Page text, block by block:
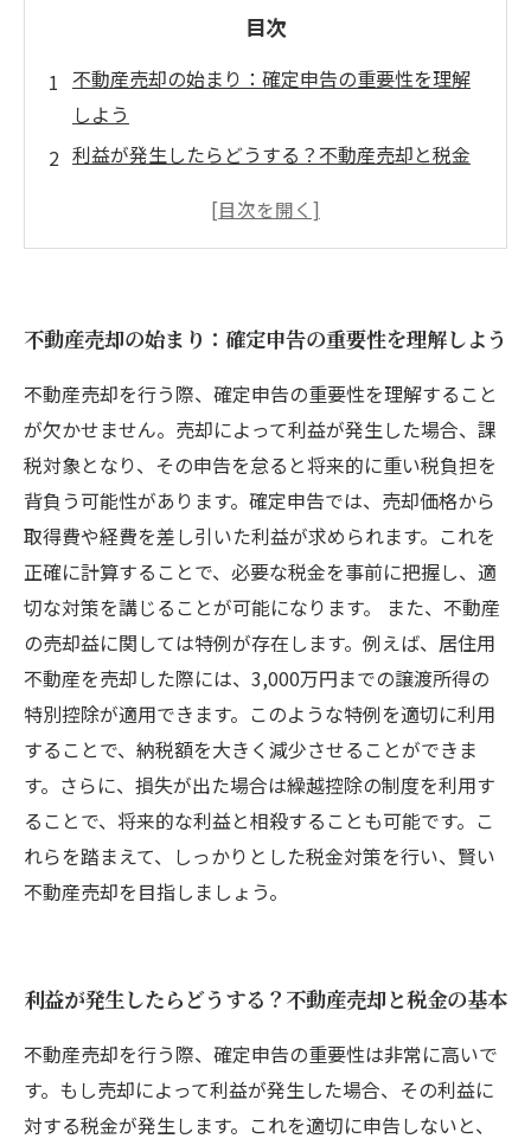
目次
不動産売却の始まり：確定申告の重要性を理解
しよう
利益が発生したらどうする？不動産売却と税金
税金対策の知識を深める：特例や控除を活用し
賢い不動産売却のための具体的な申告手続き
成功するための税金対策を全て解説
正しい知識で税負担を軽減！不動産売却の総ま
とめ
不動産売却の始まり：確定申告の重要性を理解しよう
不動産売却を行う際、確定申告の重要性を理解すること
が欠かせません。売却によって利益が発生した場合、課
税対象となり、その申告を怠ると将来的に重い税負担を
背負う可能性があります。確定申告では、売却価格から
取得費や経費を差し引いた利益が求められます。これを
正確に計算することで、必要な税金を事前に把握し、適
切な対策を講じることが可能になります。 また、不動産
の売却益に関しては特例が存在します。例えば、居住用
不動産を売却した際には、3,000万円までの譲渡所得の
特別控除が適用できます。このような特例を適切に利用
することで、納税額を大きく減少させることができま
す。さらに、損失が出た場合は繰越控除の制度を利用す
ることで、将来的な利益と相殺することも可能です。こ
れらを踏まえて、しっかりとした税金対策を行い、賢い
不動産売却を目指しましょう。
利益が発生したらどうする？不動産売却と税金の基本
不動産売却を行う際、確定申告の重要性は非常に高いで
す。もし売却によって利益が発生した場合、その利益に
対する税金が発生します。これを適切に申告しないと、